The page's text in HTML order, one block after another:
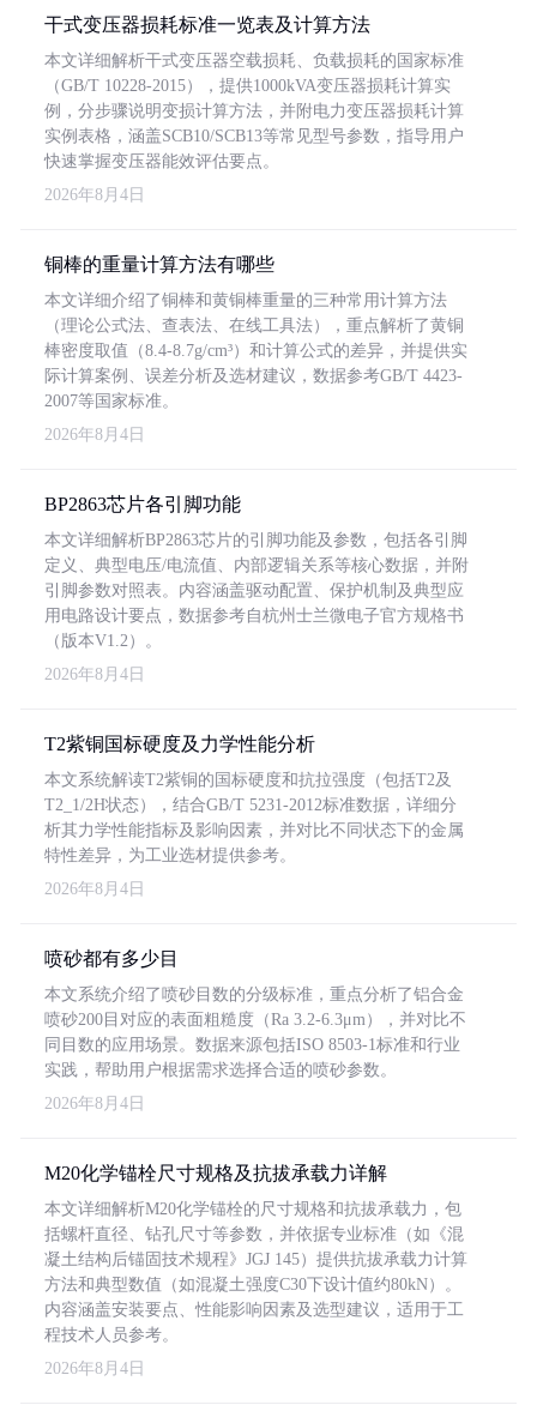
干式变压器损耗标准一览表及计算方法
本文详细解析干式变压器空载损耗、负载损耗的国家标准
（GB/T 10228-2015），提供1000kVA变压器损耗计算实
例，分步骤说明变损计算方法，并附电力变压器损耗计算
实例表格，涵盖SCB10/SCB13等常见型号参数，指导用户
快速掌握变压器能效评估要点。
2026年8月4日
铜棒的重量计算方法有哪些
本文详细介绍了铜棒和黄铜棒重量的三种常用计算方法
（理论公式法、查表法、在线工具法），重点解析了黄铜
棒密度取值（8.4-8.7g/cm³）和计算公式的差异，并提供实
际计算案例、误差分析及选材建议，数据参考GB/T 4423-
2007等国家标准。
2026年8月4日
BP2863芯片各引脚功能
本文详细解析BP2863芯片的引脚功能及参数，包括各引脚
定义、典型电压/电流值、内部逻辑关系等核心数据，并附
引脚参数对照表。内容涵盖驱动配置、保护机制及典型应
用电路设计要点，数据参考自杭州士兰微电子官方规格书
（版本V1.2）。
2026年8月4日
T2紫铜国标硬度及力学性能分析
本文系统解读T2紫铜的国标硬度和抗拉强度（包括T2及
T2_1/2H状态），结合GB/T 5231-2012标准数据，详细分
析其力学性能指标及影响因素，并对比不同状态下的金属
特性差异，为工业选材提供参考。
2026年8月4日
喷砂都有多少目
本文系统介绍了喷砂目数的分级标准，重点分析了铝合金
喷砂200目对应的表面粗糙度（Ra 3.2-6.3μm），并对比不
同目数的应用场景。数据来源包括ISO 8503-1标准和行业
实践，帮助用户根据需求选择合适的喷砂参数。
2026年8月4日
M20化学锚栓尺寸规格及抗拔承载力详解
本文详细解析M20化学锚栓的尺寸规格和抗拔承载力，包
括螺杆直径、钻孔尺寸等参数，并依据专业标准（如《混
凝土结构后锚固技术规程》JGJ 145）提供抗拔承载力计算
方法和典型数值（如混凝土强度C30下设计值约80kN）。
内容涵盖安装要点、性能影响因素及选型建议，适用于工
程技术人员参考。
2026年8月4日